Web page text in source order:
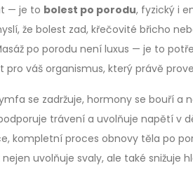
— je to bolest po porodu, fyzický i
že bolest zad, křečovité břicho
po porodu není luxus — je to
váš organismus, který právě
se zadržuje, hormony se bouří a
trávení a uvolňuje napětí v
, kompletní proces obnovy těla po
uvolňuje svaly, ale také snižuje